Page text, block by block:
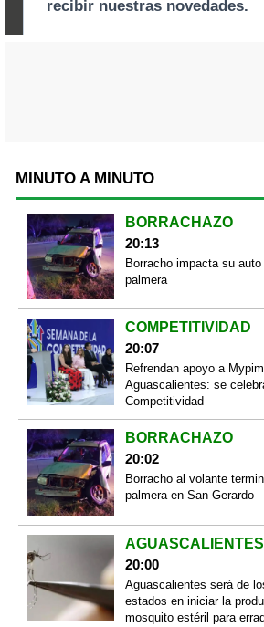
MINUTO A MINUTO
BORRACHAZO
20:13
Borracho impacta su
palmera
COMPETITIVIDAD
20:07
Refrendan apoyo a
Aguascalientes: se
Competitividad
BORRACHAZO
20:02
Borracho al volante
palmera en San Gerardo
AGUASCALIENTES
20:00
Aguascalientes será de
estados en iniciar la
mosquito estéril para